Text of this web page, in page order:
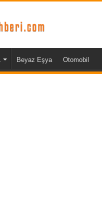
Beyaz Eşya Otomobil